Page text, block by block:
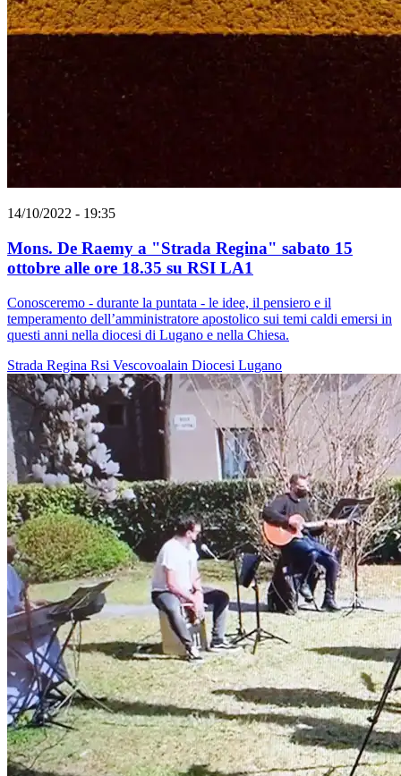
14/10/2022 - 19:35
Mons. De Raemy a "Strada Regina" sabato 15
ottobre alle ore 18.35 su RSI LA1
Conosceremo - durante la puntata - le idee, il pensiero e il
temperamento dell’amministratore apostolico sui temi caldi emersi in
questi anni nella diocesi di Lugano e nella Chiesa.
Strada Regina Rsi Vescovoalain Diocesi Lugano